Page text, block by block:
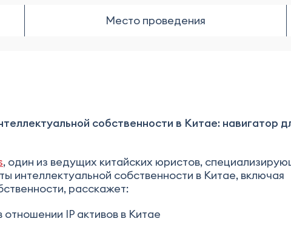
Место проведения
собственности в Китае: навигатор
, один из ведущих китайских юристов,
интеллектуальной собственности в Китае, включая
расскажет:
IP активов в Китае